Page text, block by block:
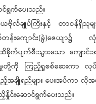
င်ရွက်ပေးသည်။
ျုပ်ကြီးနှင့် တာဝန်ရှိသူမျ
းကျောင်း(ခွဲ)ဇေယျာ၌ လုံခ
က်ပျက်စီးသွားသော ကျောင်း
ေမှုတို့ကို ကြည့်ရှုစစ်ဆေးကာ လုပ်
ည့်အချိုရည်များ ပေးအပ်ကာ
ညှိနှိုင်းဆောင်ရွက်ပေးသည်။